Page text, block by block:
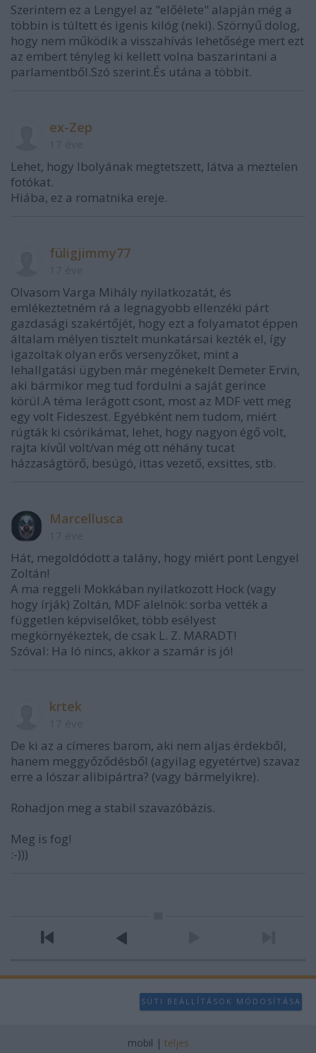
Szerintem ez a Lengyel az "előélete" alapján még a
többin is túltett és igenis kilóg (neki). Szörnyű dolog,
hogy nem működik a visszahívás lehetősége mert ezt
az embert tényleg ki kellett volna baszarintani a
parlamentből.Szó szerint.És utána a többit.
ex-Zep
Lehet, hogy Ibolyának megtetszett, látva a meztelen
fotókat.
Hiába, ez a romatnika ereje.
füligjimmy77
Olvasom Varga Mihály nyilatkozatát, és
emlékeztetném rá a legnagyobb ellenzéki párt
gazdasági szakértőjét, hogy ezt a folyamatot éppen
általam mélyen tisztelt munkatársai kezték el, így
igazoltak olyan erős versenyzőket, mint a
lehallgatási ügyben már megénekelt Demeter Ervin,
aki bármikor meg tud fordulni a saját gerince
körül.A téma lerágott csont, most az MDF vett meg
egy volt Fideszest. Egyébként nem tudom, miért
rúgták ki csórikámat, lehet, hogy nagyon égő volt,
rajta kívűl volt/van még ott néhány tucat
házzaságtörő, besúgó, ittas vezető, exsittes, stb.
Marcellusca
Hát, megoldódott a talány, hogy miért pont Lengyel
Zoltán!
A ma reggeli Mokkában nyilatkozott Hock (vagy
hogy írják) Zoltán, MDF alelnök: sorba vették a
független képviselőket, több esélyest
megkörnyékeztek, de csak L. Z. MARADT!
Szóval: Ha ló nincs, akkor a szamár is jó!
krtek
De ki az a címeres barom, aki nem aljas érdekből,
hanem meggyőződésből (agyilag egyetértve) szavaz
erre a lószar alibipártra? (vagy bármelyikre).
Rohadjon meg a stabil szavazóbázis.
Meg is fog!
:-)))
SÜTI BEÁLLÍTÁSOK MÓDOSÍTÁSA
mobil | teljes